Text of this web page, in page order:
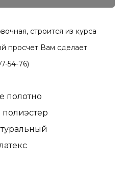
строится из курса
просчет Вам сделает
54-76)
полотно
полиэстер